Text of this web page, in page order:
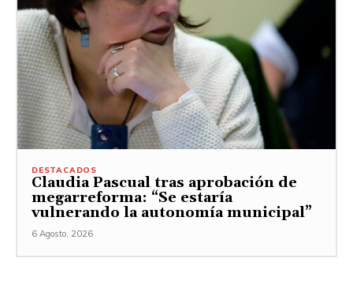
DESTACADOS
Claudia Pascual tras aprobación de
megarreforma: “Se estaría
vulnerando la autonomía municipal”
6 Agosto, 2026